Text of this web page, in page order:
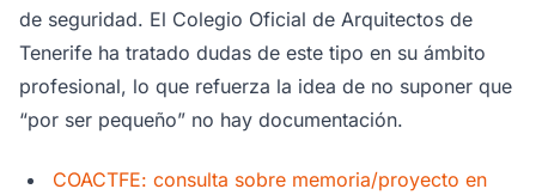
de seguridad. El Colegio Oficial de Arquitectos de
Tenerife ha tratado dudas de este tipo en su ámbito
profesional, lo que refuerza la idea de no suponer que
“por ser pequeño” no hay documentación.
COACTFE: consulta sobre memoria/proyecto en